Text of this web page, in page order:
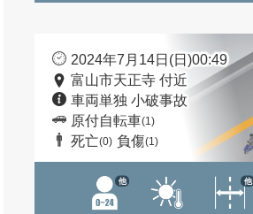
2024年7月14日(日)00:49
富山市天正寺 付近
車両単独 小破事故
原付自転車(1)
死亡(0) 負傷(1)
他 他